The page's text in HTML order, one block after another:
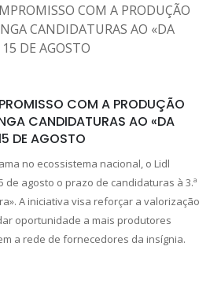
COM A PRODUÇÃO
CANDIDATURAS AO «DA
DE AGOSTO
no ecossistema nacional, o Lidl
de agosto o prazo de candidaturas à 3.ª
A iniciativa visa reforçar a valorização
oportunidade a mais produtores
a rede de fornecedores da insígnia.